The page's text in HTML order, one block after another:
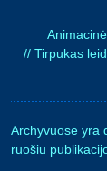
// Tirpukas
Archyvuose yra
ruošiu